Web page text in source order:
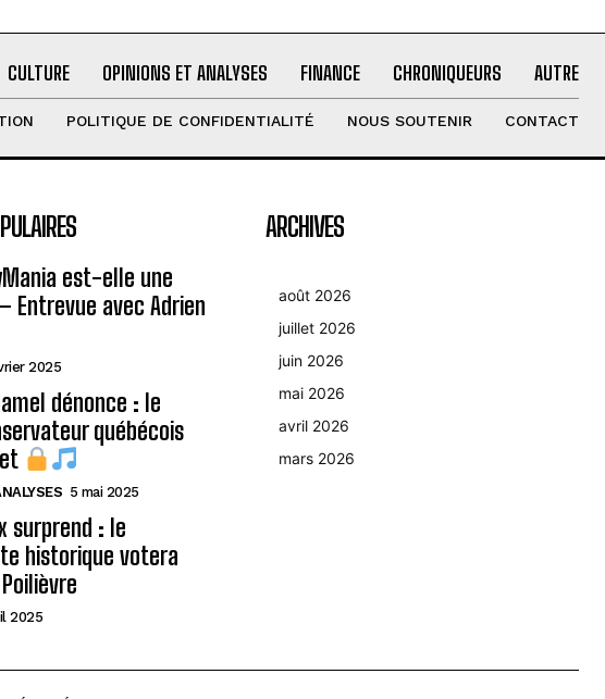
CULTURE OPINIONS ET ANALYSES FINANCE CHRONIQUEURS AUTRE
POLITIQUE DE CONFIDENTIALITÉ NOUS SOUTENIR CONTACT
est-elle une
Entrevue avec Adrien
2025
dénonce : le
québécois
5 mai 2025
surprend : le
historique votera
2025
ARCHIVES
août 2026
juillet 2026
juin 2026
mai 2026
avril 2026
mars 2026